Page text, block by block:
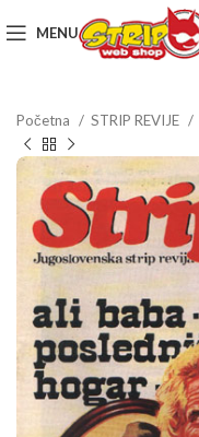
MENU
Početna STRIP REVIJE